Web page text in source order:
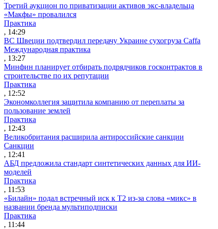
Третий аукцион по приватизации активов экс-владельца
«Макфы» провалился
Практика
, 14:29
ВС Швеции подтвердил передачу Украине сухогруза Caffa
Международная практика
, 13:27
Минфин планирует отбирать подрядчиков госконтрактов в
строительстве по их репутации
Практика
, 12:52
Экономколлегия защитила компанию от переплаты за
пользование землей
Практика
, 12:43
Великобритания расширила антироссийские санкции
Санкции
, 12:41
АБД предложила стандарт синтетических данных для ИИ-
моделей
Практика
, 11:53
«Билайн» подал встречный иск к Т2 из-за слова «микс» в
названии бренда мультиподписки
Практика
, 11:44